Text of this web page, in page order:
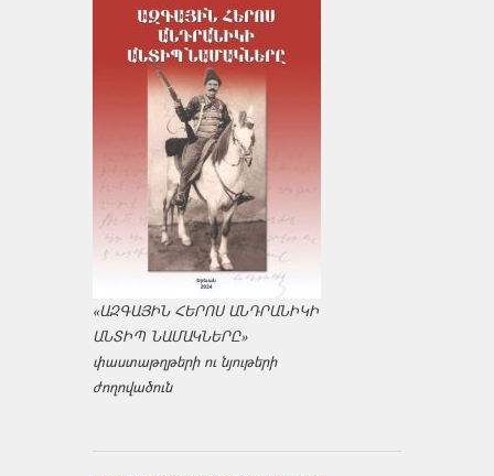
«ԱԶԳԱՅԻՆ ՀԵՐՈՍ ԱՆԴՐԱՆԻԿԻ
ԱՆՏԻՊ ՆԱՄԱԿՆԵՐԸ»
փաստաթղթերի ու նյութերի
ժողովածուն